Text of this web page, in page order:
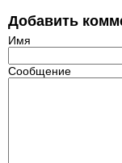
Добавить
Имя
Сообщение